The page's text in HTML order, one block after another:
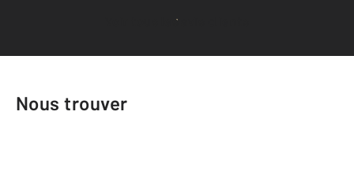
Voir tous les avis clients
Nous trouver